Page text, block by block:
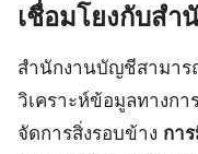
เชื่อมโยงกับส
สำนักงานบัญชีสามาร
วิเคราะห์ข้อมูลทางกา
จัดการสิ่งรอบข้าง กา